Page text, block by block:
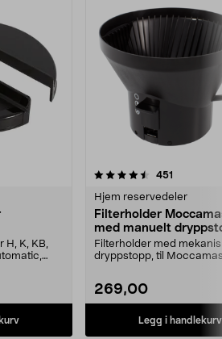
H, K, KB,
451
Hjem reservedeler
Filterholder
med manuelt
Filterholder med
dryppstopp, til
269,00
Legg i handlekurv
3.5 av 5 stjerner